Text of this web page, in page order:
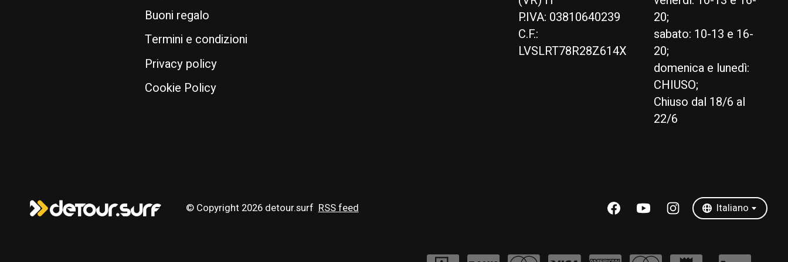
Buoni regalo
Termini e condizioni
Privacy policy
Cookie Policy
P.IVA: 03810640239
C.F.:
LVSLRT78R28Z614X
20;
sabato: 10-13 e 16-
20;
domenica e lunedì:
CHIUSO;
Chiuso dal 18/6 al
22/6
© Copyright 2026 detour.surf RSS feed Italiano